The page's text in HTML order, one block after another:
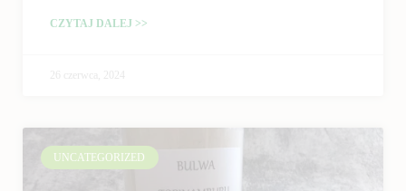
CZYTAJ DALEJ >>
26 czerwca, 2024
UNCATEGORIZED